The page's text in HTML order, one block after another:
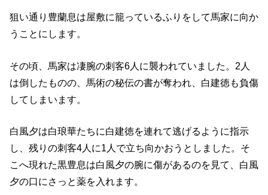
狙い通り豊蘭息は屋敷に籠っているふりをして馬家に向か
うことにします。
その頃、馬家は凄腕の刺客6人に襲われていました。2人
は倒したものの、馬術の秘伝の書が奪われ、白建徳も負傷
してしまいます。
白風夕は白琅華たちに白建徳を連れて逃げるように指示
し、残りの刺客4人に1人で立ち向かおうとしました。そ
こへ現れた黒豊息は白風夕の腕に傷があるのを見て、白風
夕の口にさっと薬を入れます。